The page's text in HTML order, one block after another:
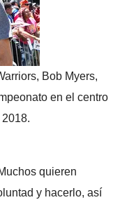
Bob Myers,
en el centro
quieren
y hacerlo, así